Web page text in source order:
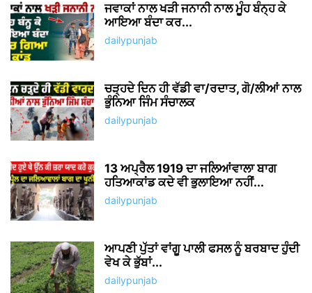
ਜਵਾਕਾਂ ਨਾਲ ਖੜੀ ਜਨਾਨੀ ਨਾਲ ਮੂੰਹ ਬੰਨ੍ਹ ਕੇ
ਆਇਆ ਬੰਦਾ ਕਰ...
dailypunjab
ਚੜ੍ਹਦੇ ਦਿਨ ਹੀ ਵੱਡੀ ਵਾ/ਰਦਾਤ, ਗੋ/ਲੀਆਂ ਨਾਲ
ਭੁੰਨਿਆ ਜਿੰਮ ਸੰਚਾਲਕ
dailypunjab
13 ਅਪ੍ਰੈਲ 1919 ਦਾ ਜਲਿਆਂਵਾਲਾ ਬਾਗ
ਹਤਿਆਕਾਂਡ ਕਦੇ ਵੀ ਭੁਲਾਇਆ ਨਹੀਂ...
dailypunjab
ਆਪਣੀ ਪੁੱਤਾਂ ਵਾਂਗੂ ਪਾਲੀ ਫਸਲ ਨੂੰ ਬਰਬਾਦ ਹੁੰਦੀ
ਵੇਖ ਕੇ ਭੁੱਬਾਂ...
dailypunjab